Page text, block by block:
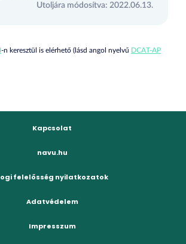
Utoljára módosítva: 2022.06.13.
-n keresztül is elérhető (lásd angol nyelvű DCAT-AP
Kapcsolat
navu.hu
felelősség nyilatkozatok
Adatvédelem
Impresszum